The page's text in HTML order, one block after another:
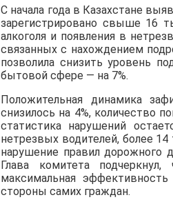
С начала года в Казахстане
зарегистрировано свыше 16
алкоголя и появления в
связанных с нахождением
позволила снизить уровень
бытовой сфере — на 7%.
Положительная динамика
снизилось на 4%, количество
статистика нарушений
нетрезвых водителей, более
нарушение правил дорожного
Глава комитета
максимальная
стороны самих граждан.